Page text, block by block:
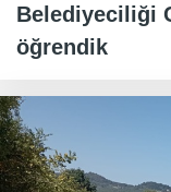
Belediyeciliği
öğrendik